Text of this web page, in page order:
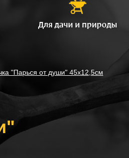
Для дачи и природы
"Парься от души" 45х12,5см